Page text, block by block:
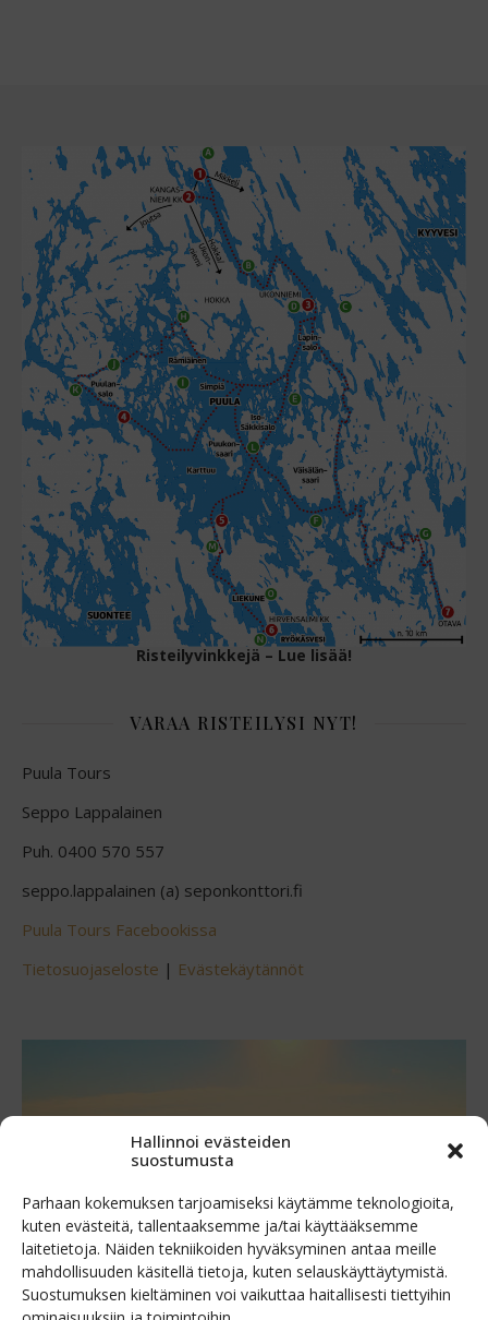
Hallinnoi evästeiden
suostumusta
Parhaan kokemuksen tarjoamiseksi käytämme teknologioita,
kuten evästeitä, tallentaaksemme ja/tai käyttääksemme
laitetietoja. Näiden tekniikoiden hyväksyminen antaa meille
mahdollisuuden käsitellä tietoja, kuten selauskäyttäytymistä.
Suostumuksen kieltäminen voi vaikuttaa haitallisesti tiettyihin
Risteilyvinkkejä – Lue lisää!
VARAA RISTEILYSI NYT!
Puula Tours
Seppo Lappalainen
Puh. 0400 570 557
seppo.lappalainen (a) seponkonttori.fi
Puula Tours Facebookissa
Tietosuojaseloste | Evästekäytännöt